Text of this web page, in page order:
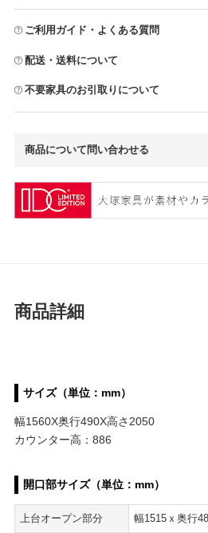
ご利用ガイド・よくある質問
配送・送料について
不要家具のお引取りについて
商品について問い合わせる
商品詳細
サイズ（単位：mm）
幅1560X奥行490X高さ2050
カウンター高：886
開口部サイズ（単位：mm）
上台オープン部分 幅1515ｘ奥行